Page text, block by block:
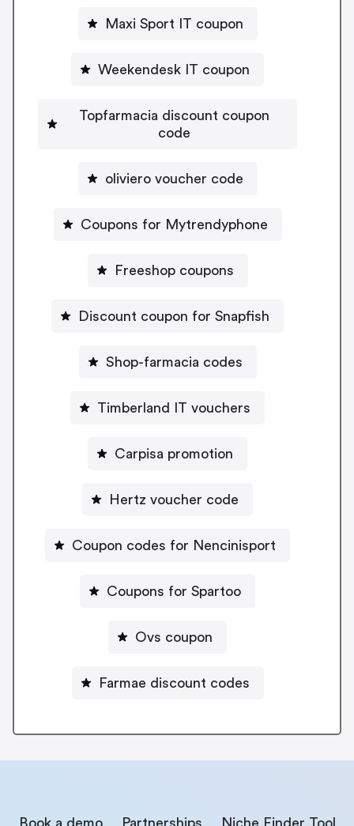
Maxi Sport IT coupon
Weekendesk IT coupon
Topfarmacia discount coupon
code
oliviero voucher code
Coupons for Mytrendyphone
Freeshop coupons
Discount coupon for Snapfish
Shop-farmacia codes
Timberland IT vouchers
Carpisa promotion
Hertz voucher code
Coupon codes for Nencinisport
Coupons for Spartoo
Ovs coupon
Farmae discount codes
Book a demo Partnerships Niche Finder Tool